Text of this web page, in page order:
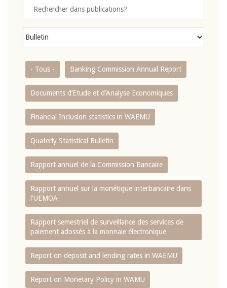
- Tous - Banking Commission Annual Report
Documents d’Etude et d’Analyse Economiques
Financial Inclusion statistics in WAEMU
Quaterly Statistical Bulletin
Rapport annuel de la Commission Bancaire
Rapport annuel sur la monétique interbancaire dans
l'UEMOA
Rapport semestriel de surveillance des services de
paiement adossés à la monnaie électronique
Report on deposit and lending rates in WAEMU
Report on Monetary Policy in WAMU